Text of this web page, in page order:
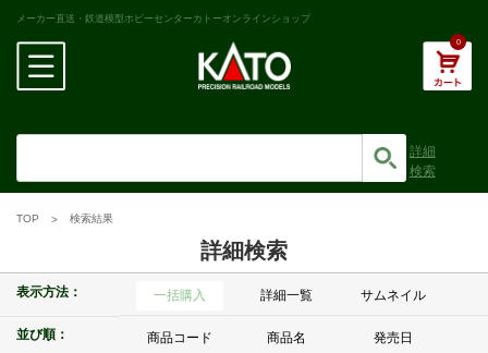
メーカー直送・鉄道模型ホビーセンターカトーオンラインショップ
0
詳細
検索
TOP 検索結果
詳細検索
表示方法： 一括購入 詳細一覧 サムネイル
並び順： 商品コード 商品名
発売日